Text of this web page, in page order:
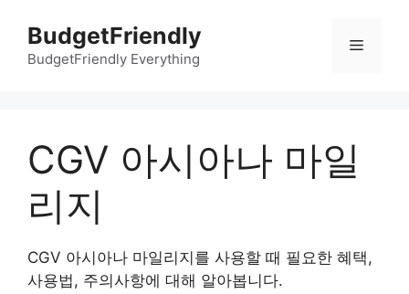
BudgetFriendly
BudgetFriendly Everything
메
CGV 아시아나 마일
리지
CGV 아시아나 마일리지를 사용할 때 필요한 혜택,
사용법, 주의사항에 대해 알아봅니다.